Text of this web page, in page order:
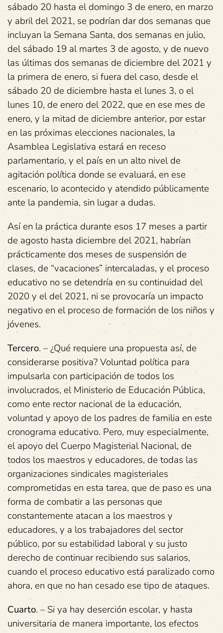
sábado 20 hasta el domingo 3 de enero, en marzo
y abril del 2021, se podrían dar dos semanas que
incluyan la Semana Santa, dos semanas en julio,
del sábado 19 al martes 3 de agosto, y de nuevo
las últimas dos semanas de diciembre del 2021 y
la primera de enero, si fuera del caso, desde el
sábado 20 de diciembre hasta el lunes 3, o el
lunes 10, de enero del 2022, que en ese mes de
enero, y la mitad de diciembre anterior, por estar
en las próximas elecciones nacionales, la
Asamblea Legislativa estará en receso
parlamentario, y el país en un alto nivel de
agitación política donde se evaluará, en ese
escenario, lo acontecido y atendido públicamente
ante la pandemia, sin lugar a dudas.
Así en la práctica durante esos 17 meses a partir
de agosto hasta diciembre del 2021, habrían
prácticamente dos meses de suspensión de
clases, de “vacaciones” intercaladas, y el proceso
educativo no se detendría en su continuidad del
2020 y el del 2021, ni se provocaría un impacto
negativo en el proceso de formación de los niños y
jóvenes.
Tercero. – ¿Qué requiere una propuesta así, de
considerarse positiva? Voluntad política para
impulsarla con participación de todos los
involucrados, el Ministerio de Educación Pública,
como ente rector nacional de la educación,
voluntad y apoyo de los padres de familia en este
cronograma educativo. Pero, muy especialmente,
el apoyo del Cuerpo Magisterial Nacional, de
todos los maestros y educadores, de todas las
organizaciones sindicales magisteriales
comprometidas en esta tarea, que de paso es una
forma de combatir a las personas que
constantemente atacan a los maestros y
educadores, y a los trabajadores del sector
público, por su estabilidad laboral y su justo
derecho de continuar recibiendo sus salarios,
cuando el proceso educativo está paralizado como
ahora, en que no han cesado ese tipo de ataques.
Cuarto. – Si ya hay deserción escolar, y hasta
universitaria de manera importante, los efectos